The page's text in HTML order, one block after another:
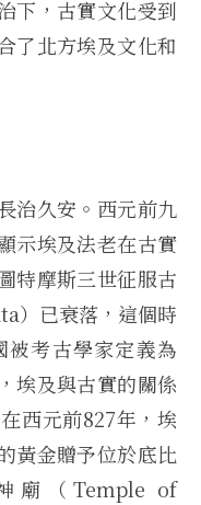
下，古實文化受到
了北方埃及文化和
治久安。西元前九
示埃及法老在古實
特摩斯三世征服古
）已衰落，這個時
考古學家定義為
埃及與古實的關係
西元前827年，埃
黃金贈予位於底比
廟（Temple of